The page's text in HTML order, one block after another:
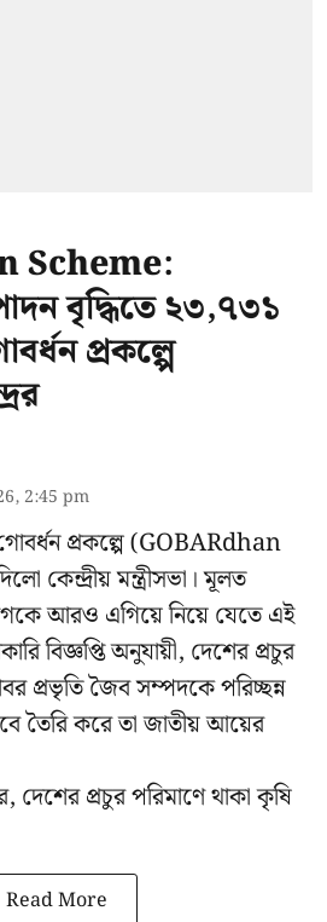
Scheme:
বৃদ্ধিতে ২৩,৭৩১
প্রকল্পে
2:45 pm
প্রকল্পে (GOBARdhan
কেন্দ্রীয় মন্ত্রীসভা। মূলত
আরও এগিয়ে নিয়ে যেতে এই
বিজ্ঞপ্তি অনুযায়ী, দেশের প্রচুর
প্রভৃতি জৈব সম্পদকে পরিচ্ছন্ন
তৈরি করে তা জাতীয় আয়ের
দেশের প্রচুর পরিমাণে থাকা কৃষি
Read More